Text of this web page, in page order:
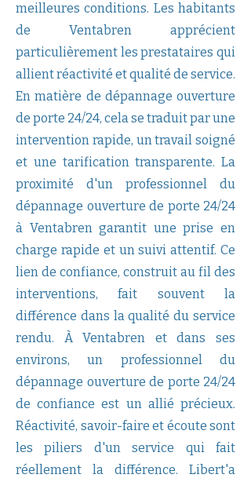
meilleures conditions. Les habitants
de Ventabren apprécient
particulièrement les prestataires qui
allient réactivité et qualité de service.
En matière de dépannage ouverture
de porte 24/24, cela se traduit par une
intervention rapide, un travail soigné
et une tarification transparente. La
proximité d'un professionnel du
dépannage ouverture de porte 24/24
à Ventabren garantit une prise en
charge rapide et un suivi attentif. Ce
lien de confiance, construit au fil des
interventions, fait souvent la
différence dans la qualité du service
rendu. À Ventabren et dans ses
environs, un professionnel du
dépannage ouverture de porte 24/24
de confiance est un allié précieux.
Réactivité, savoir-faire et écoute sont
les piliers d'un service qui fait
réellement la différence. Libert'a